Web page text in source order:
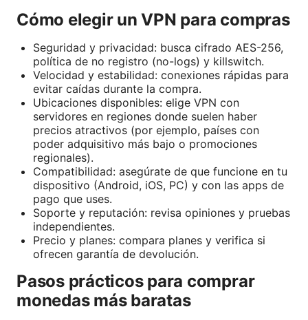
Cómo elegir un VPN para compras
Seguridad y privacidad: busca cifrado AES-256,
política de no registro (no-logs) y killswitch.
Velocidad y estabilidad: conexiones rápidas para
evitar caídas durante la compra.
Ubicaciones disponibles: elige VPN con
servidores en regiones donde suelen haber
precios atractivos (por ejemplo, países con
poder adquisitivo más bajo o promociones
regionales).
Compatibilidad: asegúrate de que funcione en tu
dispositivo (Android, iOS, PC) y con las apps de
pago que uses.
Soporte y reputación: revisa opiniones y pruebas
independientes.
Precio y planes: compara planes y verifica si
ofrecen garantía de devolución.
Pasos prácticos para comprar
monedas más baratas